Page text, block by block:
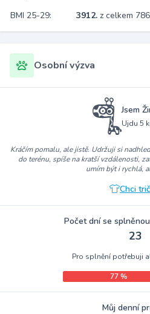
BMI 25-29:
3912. z celkem
Osobní výzva
Jsem
Ujdu 5
Kráčím pomalu, ale jistě. Udržuji si
do terénu, spíše na kratší vzdálenosti,
umím být i rychlá,
Chci
Počet dní se
23
Pro splnění potřebuji
77 %
Můj denní